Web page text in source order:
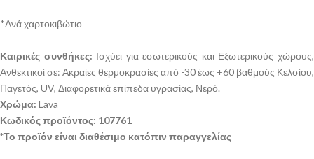
*Ανά χαρτοκιβώτιο
Καιρικές συνθήκες: Ισχύει για εσωτερικούς και Εξωτερικούς χώρους,
Ανθεκτικοί σε: Ακραίες θερμοκρασίες από -30 έως +60 βαθμούς Κελσίου,
Παγετός, UV, Διαφορετικά επίπεδα υγρασίας, Νερό.
Χρώμα: Lava
Κωδικός προϊόντος: 107761
*Το προϊόν είναι διαθέσιμο κατόπιν παραγγελίας